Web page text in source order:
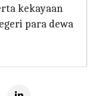
kekayaan
para dewa